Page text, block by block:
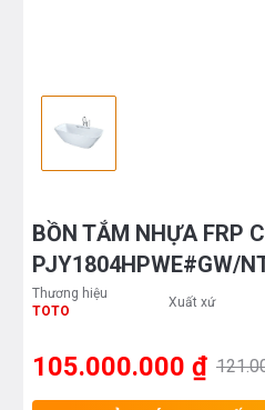
BỒN TẮM NHỰA FRP
PJY1804HPWE#GW/
Thương hiệu
TOTO
Xuất xứ
105.000.000 ₫